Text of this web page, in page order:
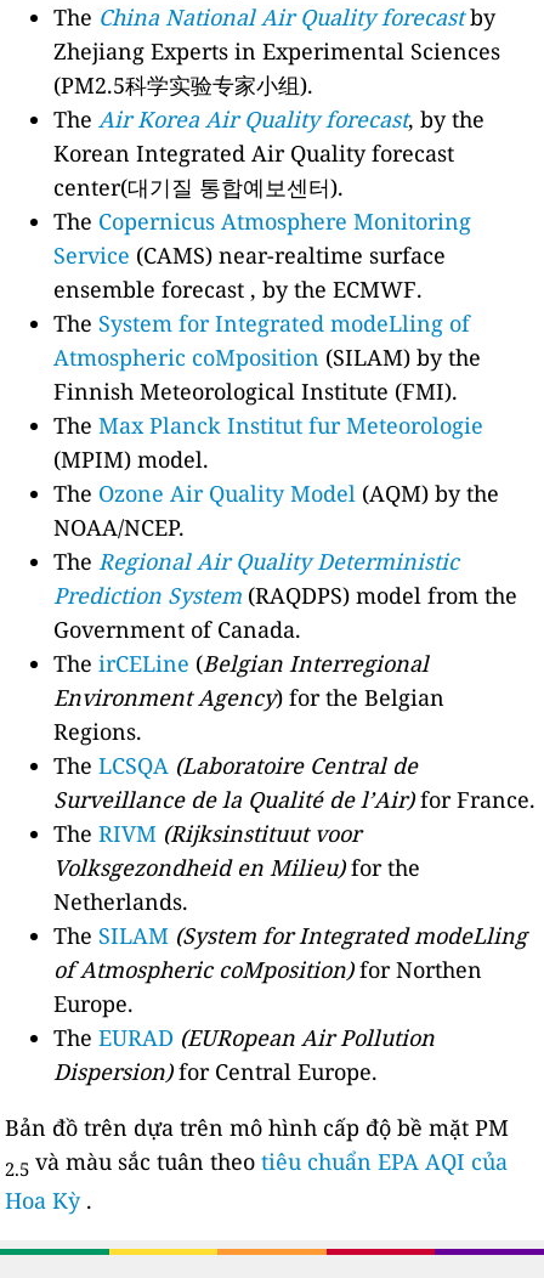
The China National Air Quality forecastby
Zhejiang Experts in Experimental Sciences
(PM2.5科学实验专家小组).
TheAir Korea Air Quality forecast, by the
Korean Integrated Air Quality forecast
center(대기질 통합예보센터).
The Copernicus Atmosphere Monitoring
Service (CAMS) near-realtime surface
ensemble forecast , by the ECMWF.
The System for Integrated modeLling of
Atmospheric coMposition (SILAM) by the
Finnish Meteorological Institute (FMI).
TheMax Planck Institut fur Meteorologie
(MPIM) model.
The Ozone Air Quality Model (AQM) by the
NOAA/NCEP.
TheRegional Air Quality Deterministic
Prediction System (RAQDPS) model from the
Government of Canada.
TheirCELine (Belgian Interregional
Environment Agency) for the Belgian
Regions.
TheLCSQA (Laboratoire Central de
Surveillance de la Qualité de l’Air)for France.
TheRIVM (Rijksinstituut voor
Volksgezondheid en Milieu)for the
Netherlands.
The SILAM (System for Integrated modeLling
of Atmospheric coMposition)for Northen
Europe.
TheEURAD (EURopean Air Pollution
Dispersion)for Central Europe.
Bản đồ trên dựa trên mô hình cấp độ bề mặt PM
2.5 và màu sắc tuân theotiêu chuẩn EPA AQI của
Hoa Kỳ.